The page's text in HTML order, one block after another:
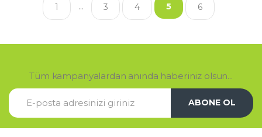
1 … 3 4 5 6
Tüm kampanyalardan anında haberiniz olsun...
ABONE OL